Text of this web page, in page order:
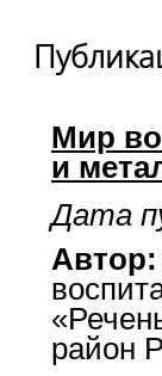
Мир
и
Дата
Автор:
район